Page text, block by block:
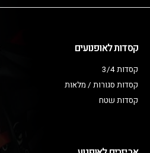
קסדות לאופנועים
קסדות 3/4
קסדות סגורות / מלאות
קסדות שטח